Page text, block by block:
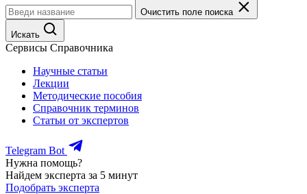
Очистить поле поиска
Искать
Сервисы Справочника
Научные статьи
Лекции
Методические пособия
Справочник терминов
Статьи от экспертов
Telegram Bot
Нужна помощь?
Найдем эксперта за 5 минут
Подобрать эксперта